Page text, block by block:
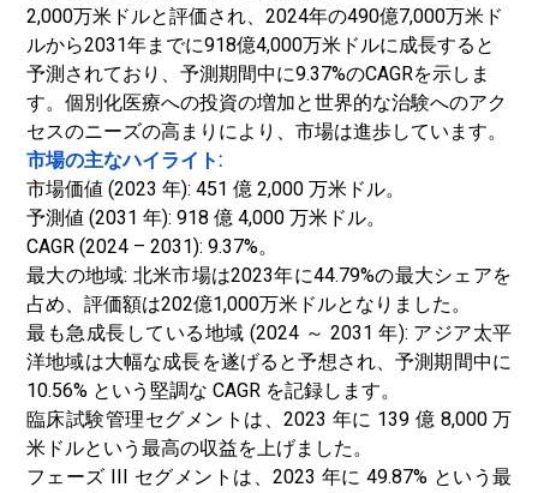
2,000万米ドルと評価され、2024年の490億7,000万米ド
ルから2031年までに918億4,000万米ドルに成長すると
予測されており、予測期間中に9.37%のCAGRを示しま
す。個別化医療への投資の増加と世界的な治験へのアク
セスのニーズの高まりにより、市場は進歩しています。
市場の主なハイライト:
市場価値 (2023 年): 451 億 2,000 万米ドル。
予測値 (2031 年): 918 億 4,000 万米ドル。
CAGR (2024 – 2031): 9.37%。
最大の地域: 北米市場は2023年に44.79%の最大シェアを
占め、評価額は202億1,000万米ドルとなりました。
最も急成長している地域 (2024 ～ 2031 年): アジア太平
洋地域は大幅な成長を遂げると予想され、予測期間中に
10.56% という堅調な CAGR を記録します。
臨床試験管理セグメントは、2023 年に 139 億 8,000 万
米ドルという最高の収益を上げました。
フェーズ III セグメントは、2023 年に 49.87% という最